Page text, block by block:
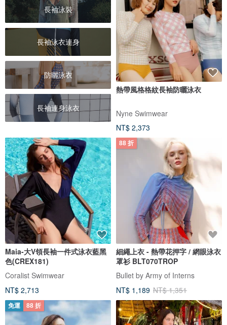
長袖泳裝
長袖泳衣連身
防曬泳衣
長袖連身泳衣
熱帶風格格紋長袖防曬泳衣
Nyne Swimwear
NT$ 2,373
Maia-大V領長袖一件式泳衣藍黑
色(CREX181)
Coralist Swimwear
NT$ 2,713
88 折
細繩上衣 - 熱帶花押字 / 網眼泳衣
罩衫 BLT070TROP
Bullet by Army of Interns
NT$ 1,189 NT$ 1,351
免運 88 折